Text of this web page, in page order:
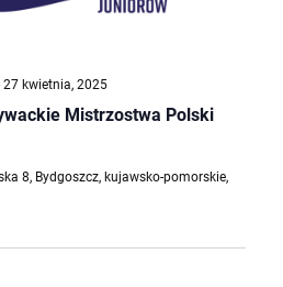
Mistrzostwa Polski
27 kwietnia, 2025
8, Bydgoszcz, kujawsko-pomorskie,